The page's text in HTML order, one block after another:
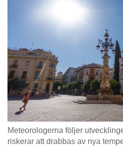
Meteorologerna följer
riskerar att drabbas av nya